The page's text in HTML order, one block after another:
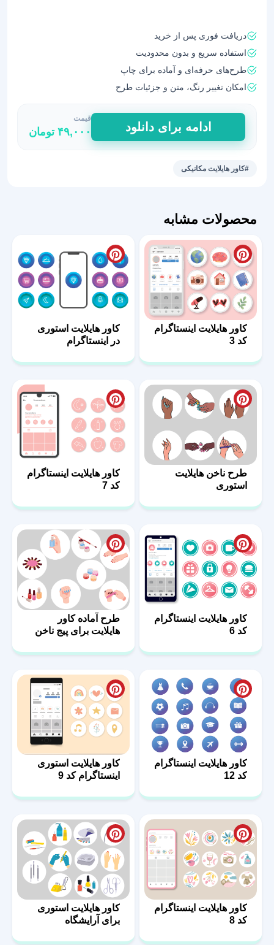
دریافت فوری پس از خرید
استفاده سریع و بدون محدودیت
طرح‌های حرفه‌ای و آماده برای چاپ
امکان تغییر رنگ، متن و جزئیات طرح
دانلود
کاور
هایلایت
مکانیکی
55
عدد
ادامه برای دانلود
قیمت
۴۹,۰۰۰ تومان
#کاور هایلایت مکانیکی
محصولات مشابه
کاور هایلایت اینستاگرام
کد 3
کاور هایلایت استوری
در اینستاگرام
طرح ناخن هایلایت
استوری
کاور هایلایت اینستاگرام
کد 7
کاور هایلایت اینستاگرام
کد 6
طرح آماده کاور
هایلایت برای پیج ناخن
کاور هایلایت اینستاگرام
کد 12
کاور هایلایت استوری
اینستاگرام کد 9
کاور هایلایت اینستاگرام
کد 8
کاور هایلایت استوری
برای آرایشگاه